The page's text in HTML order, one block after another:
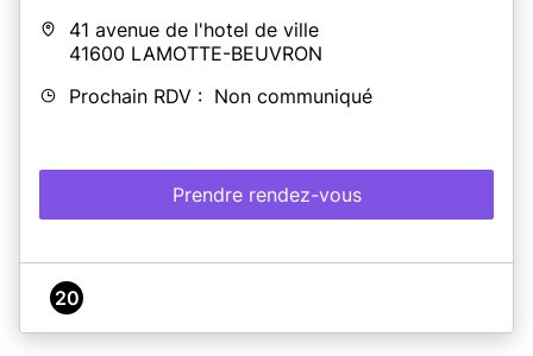
41 avenue de l'hotel de ville
41600 LAMOTTE-BEUVRON
Prochain RDV : Non communiqué
Prendre rendez-vous
20